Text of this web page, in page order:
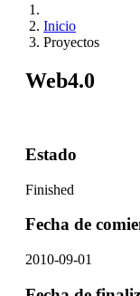
Inicio
Proyectos
Web4.0
Estado
Finished
Fecha de
2010-09-01